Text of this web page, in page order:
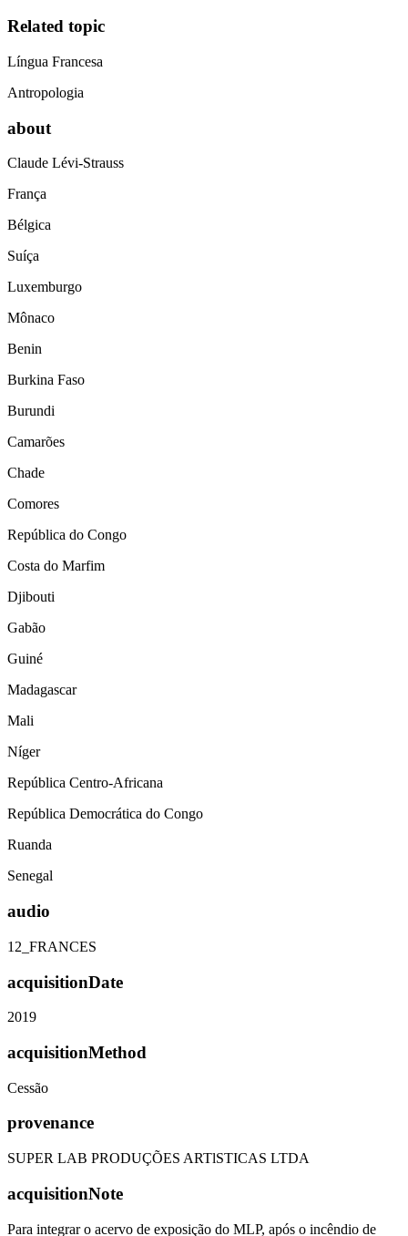
Related topic
Língua Francesa
Antropologia
about
Claude Lévi-Strauss
França
Bélgica
Suíça
Luxemburgo
Mônaco
Benin
Burkina Faso
Burundi
Camarões
Chade
Comores
República do Congo
Costa do Marfim
Djibouti
Gabão
Guiné
Madagascar
Mali
Níger
República Centro-Africana
República Democrática do Congo
Ruanda
Senegal
audio
12_FRANCES
acquisitionDate
2019
acquisitionMethod
Cessão
provenance
SUPER LAB PRODUÇÕES ARTlSTICAS LTDA
acquisitionNote
Para integrar o acervo de exposição do MLP, após o incêndio de